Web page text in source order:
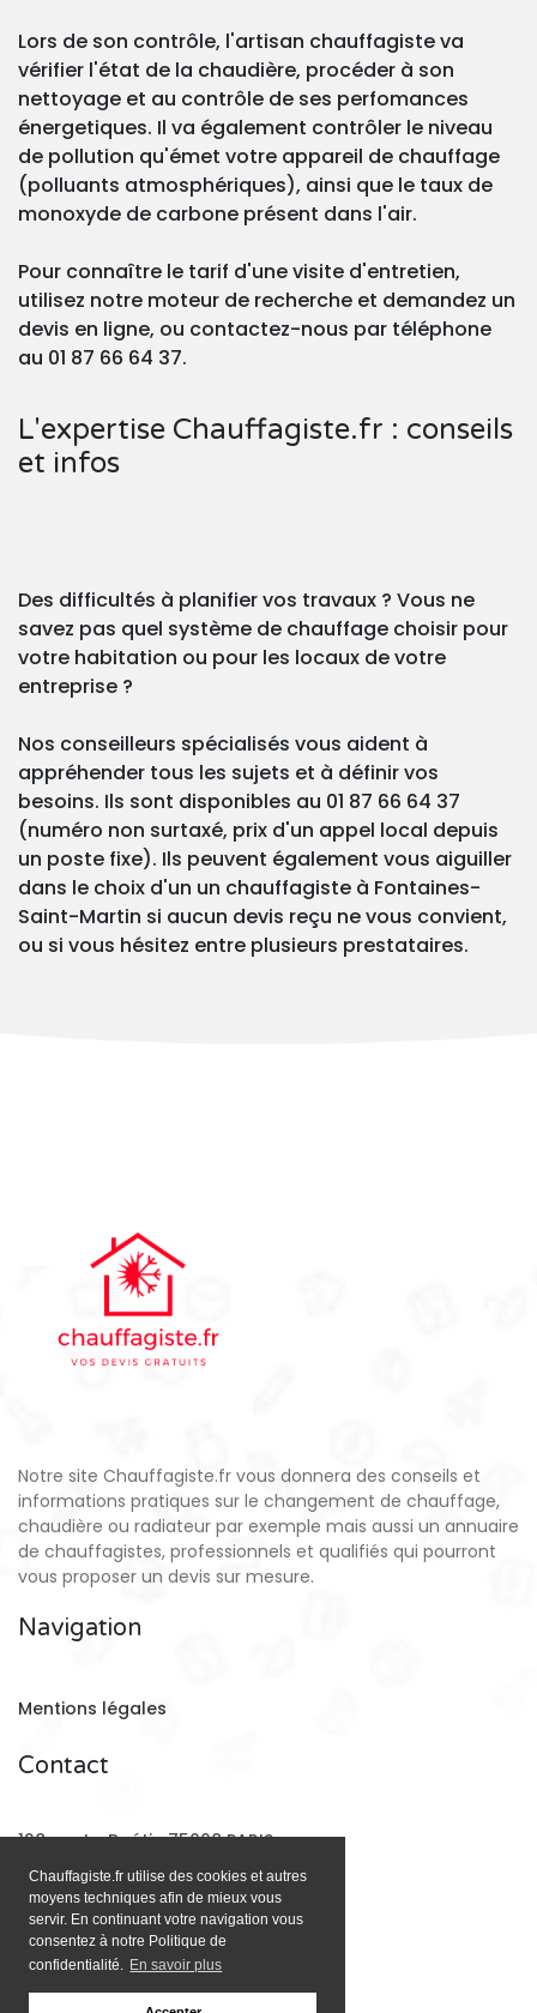
Chauffagiste.fr utilise des cookies et autres
moyens techniques afin de mieux vous
servir. En continuant votre navigation vous
consentez à notre Politique de
confidentialité. En savoir plus
Lors de son contrôle, l'artisan chauffagiste va
vérifier l'état de la chaudière, procéder à son
nettoyage et au contrôle de ses perfomances
énergetiques. Il va également contrôler le niveau
de pollution qu'émet votre appareil de chauffage
(polluants atmosphériques), ainsi que le taux de
monoxyde de carbone présent dans l'air.
Pour connaître le tarif d'une visite d'entretien,
utilisez notre moteur de recherche et demandez un
devis en ligne, ou contactez-nous par téléphone
au 01 87 66 64 37.
L'expertise Chauffagiste.fr : conseils
et infos
Des difficultés à planifier vos travaux ? Vous ne
savez pas quel système de chauffage choisir pour
votre habitation ou pour les locaux de votre
entreprise ?
Nos conseilleurs spécialisés vous aident à
appréhender tous les sujets et à définir vos
besoins. Ils sont disponibles au 01 87 66 64 37
(numéro non surtaxé, prix d'un appel local depuis
un poste fixe). Ils peuvent également vous aiguiller
dans le choix d'un un chauffagiste à Fontaines-
Saint-Martin si aucun devis reçu ne vous convient,
ou si vous hésitez entre plusieurs prestataires.
Notre site Chauffagiste.fr vous donnera des conseils et
informations pratiques sur le changement de chauffage,
chaudière ou radiateur par exemple mais aussi un annuaire
de chauffagistes, professionnels et qualifiés qui pourront
vous proposer un devis sur mesure.
Navigation
Mentions légales
Contact
128 rue La Boétie 75008 PARIS
Email: contact@chauffagiste.fr